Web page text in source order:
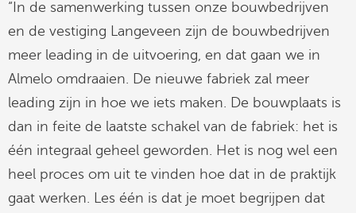
“In de samenwerking tussen onze bouwbedrijven
en de vestiging Langeveen zijn de bouwbedrijven
meer leading in de uitvoering, en dat gaan we in
Almelo omdraaien. De nieuwe fabriek zal meer
leading zijn in hoe we iets maken. De bouwplaats is
dan in feite de laatste schakel van de fabriek: het is
één integraal geheel geworden. Het is nog wel een
heel proces om uit te vinden hoe dat in de praktijk
gaat werken. Les één is dat je moet begrijpen dat